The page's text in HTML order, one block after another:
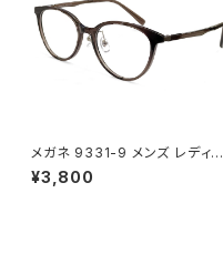
メガネ 9331-9 メンズ レディー
ス ユニセックス 眼鏡 おしゃれ
ボストン ウェリントン ボスリント
¥3,800